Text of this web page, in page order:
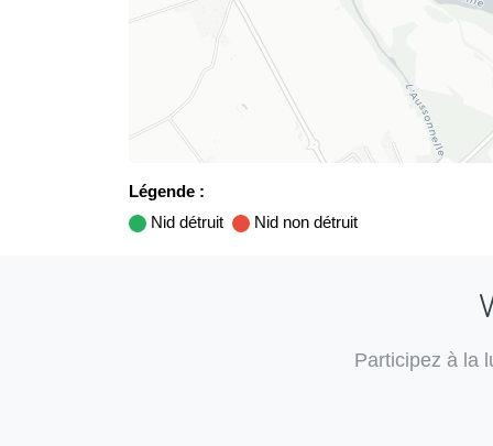
Légende :
Nid détruit
Nid non détruit
Participez à la